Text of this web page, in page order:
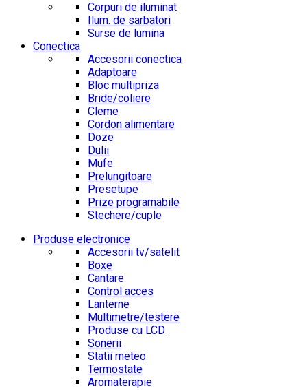
Corpuri de iluminat
Ilum. de sarbatori
Surse de lumina
Conectica
Accesorii conectica
Adaptoare
Bloc multipriza
Bride/coliere
Cleme
Cordon alimentare
Doze
Dulii
Mufe
Prelungitoare
Presetupe
Prize programabile
Stechere/cuple
Produse electronice
Accesorii tv/satelit
Boxe
Cantare
Control acces
Lanterne
Multimetre/testere
Produse cu LCD
Sonerii
Statii meteo
Termostate
Aromaterapie